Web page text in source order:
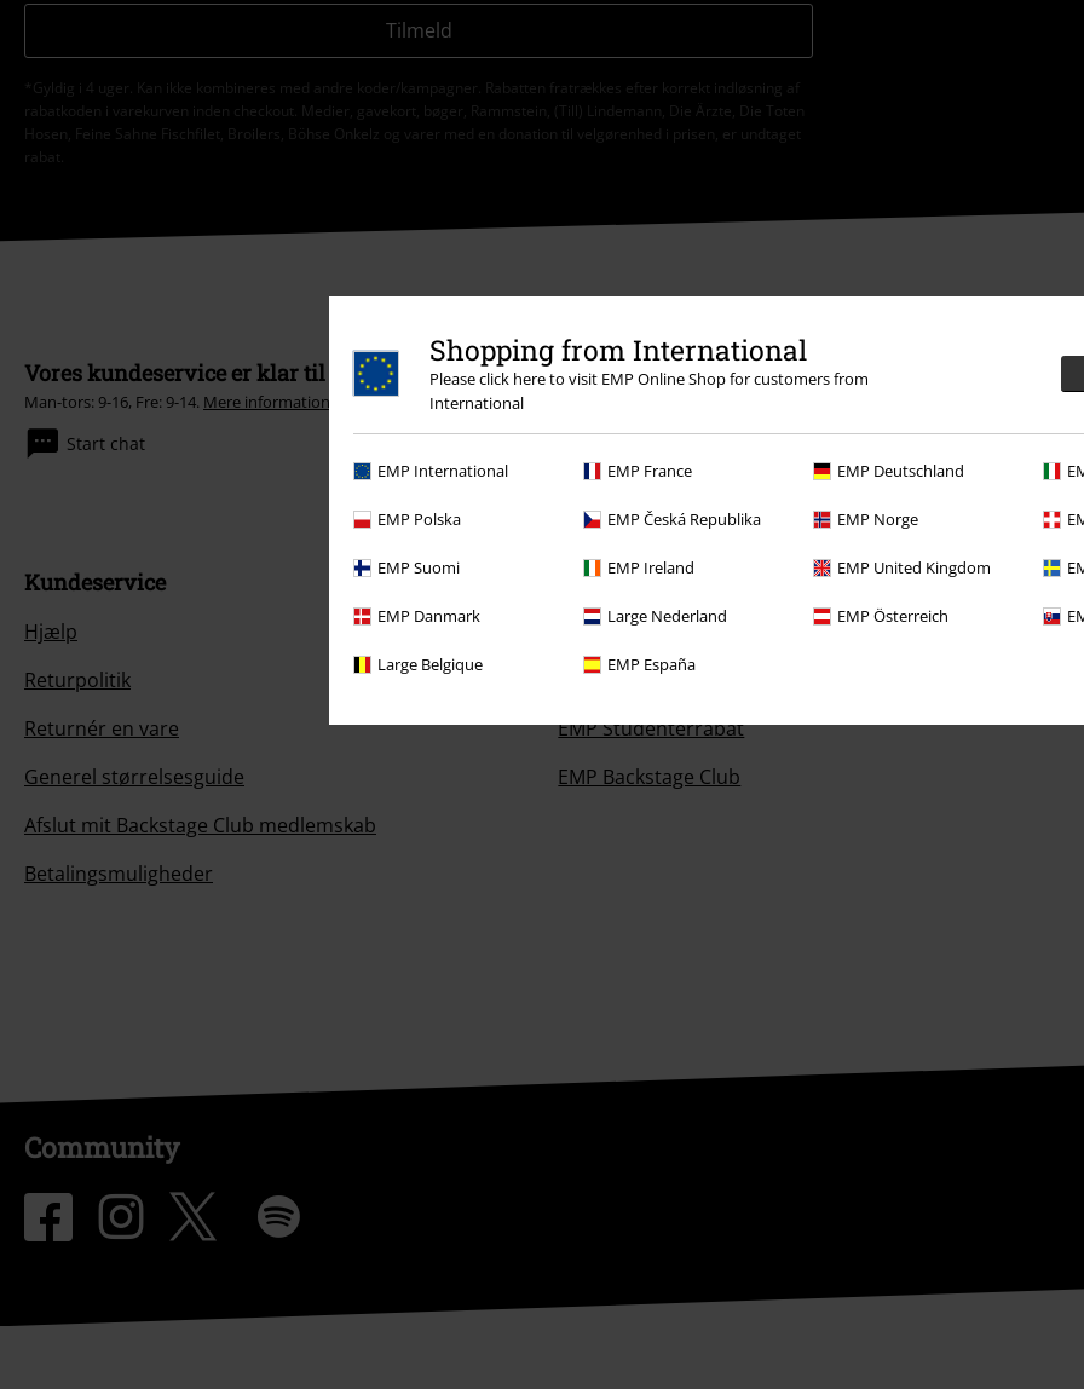
Shopping from International
Please click here to visit EMP Online Shop for customers from
International
EMP International EMP France EMP Deutschland
EMP Polska EMP Česká Republika EMP Norge
EMP Suomi EMP Ireland EMP United Kingdom
EMP Danmark Large Nederland EMP Österreich
Large Belgique EMP España
Tilmeld
*Gyldig i 4 uger. Kan ikke kombineres med andre koder/kampagner. Rabatten fratrækkes efter korrekt indløsning af
rabatkoden i varekurven inden checkout. Medier, gavekort, bøger, Rammstein, (Till) Lindemann, Die Ärzte, Die Toten
Hosen, Feine Sahne Fischfilet, Broilers, Böhse Onkelz og varer med en donation til velgørenhed i prisen, er undtaget
rabat.
Vores kundeservice er klar til at hjælpe
Man-tors: 9-16, Fre: 9-14. Mere information
Start chat
Kundeservice
Hjælp
Returpolitik
Returnér en vare
Generel størrelsesguide
Afslut mit Backstage Club medlemskab
Betalingsmuligheder
Til dig
Konkurrencer
Bestil EMP-gavekort
EMP Studenterrabat
EMP Backstage Club
Community